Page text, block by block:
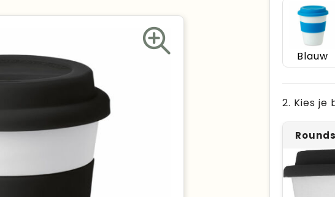
Blauw
2. Kies je